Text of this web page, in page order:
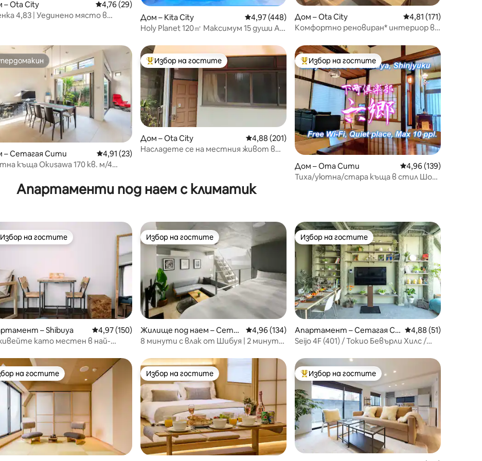
от 5, 270 отзива
– Ota City Средна оценка: 4,76 от 5, 29 отзива
4,76 (29)
4,83 | Уединено място в
Дом – Kita City Средна оценка: 4,97 от 5, 448 отзива
4,97 (448)
Holy Planet 120㎡ Максимум 15 души AR
до Шинджуку
Дом – Ota City Средна оценка: 4,81
4,81 (171)
Комфортно реновиран* интериор в
5 от 5, 20 отзива
– Сетагая Сити Средна оценка: 4,91 от 5, 23 отзива
4,91 (23)
къща Okusawa 170 кв. м/4
Най-популярен избор на гостите
Избор на гостите
Дом – Ota City Средна оценка: 4,88 от 5, 201 отзива
4,88 (201)
Насладете се на местния живот в
Най-популярен избор на гостите
Избор на гостите
Дом – Ота Сити Средна оценка: 4,96
4,96 (139)
Тиха/уютна/стара къща в стил Шова
Апартаменти под наем с климатик
от 5, 400 отзива
популярен избор на гостите
Избор на гостите
– Shibuya Средна оценка: 4,97 от 5, 150 отзива
4,97 (150)
като местен в най-
Избор на гостите
Избор на гостите
Жилище под наем – Сетаг
ая Сити
Средна оценка: 4,96 от 5, 134 отзива
4,96 (134)
8 минути с влак от Шибуя | 2 минути
Модерна архитектура | KOU
Jiyugaoka
Избор на гостите
Избор на гостите
Апартамент – Сетагая Си
ти
Средна оценка:
4,88 (51)
Seijo 4F (401) / Токио Бевърли Хилс /
Знаменитост / Красив изглед / Небе
/ ИЗКУСТВО
на гостите
на гостите Избор на гостите
Избор на гостите Най-популярен избор на гостите
Избор на гостите